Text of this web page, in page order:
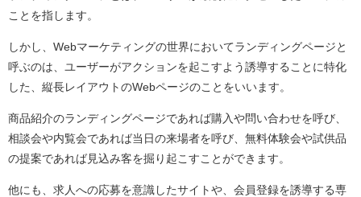
ことを指します。
しかし、Webマーケティングの世界においてランディングページと
呼ぶのは、ユーザーがアクションを起こすよう誘導することに特化
した、縦長レイアウトのWebページのことをいいます。
商品紹介のランディングページであれば購入や問い合わせを呼び、
相談会や内覧会であれば当日の来場者を呼び、無料体験会や試供品
の提案であれば見込み客を掘り起こすことができます。
他にも、求人への応募を意識したサイトや、会員登録を誘導する専